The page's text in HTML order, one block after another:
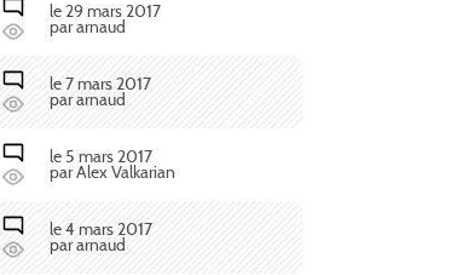
le 29 mars 2017
par arnaud
le 7 mars 2017
par arnaud
le 5 mars 2017
par Alex Valkarian
le 4 mars 2017
par arnaud